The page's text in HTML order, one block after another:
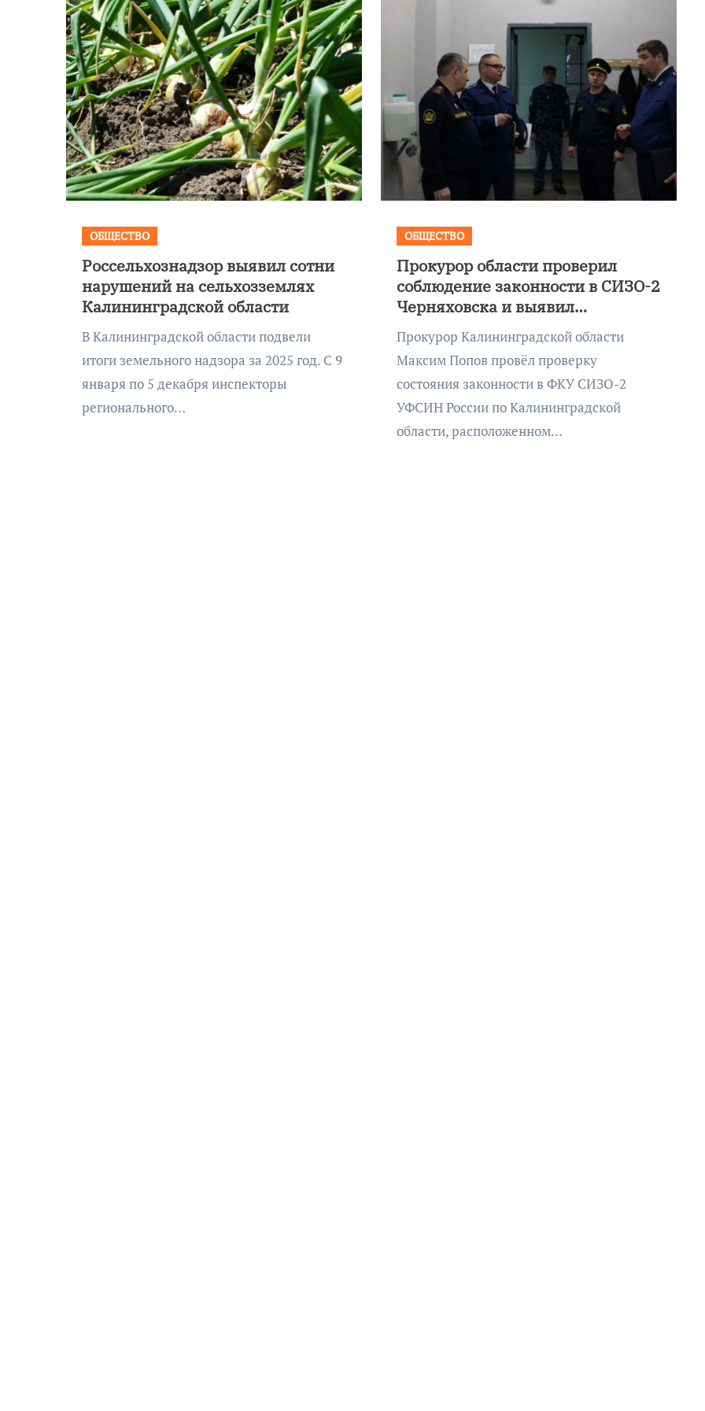
ОБЩЕСТВО
Россельхознадзор выявил сотни
нарушений на сельхозземлях
Калининградской области
В Калининградской области подвели
итоги земельного надзора за 2025 год. С 9
января по 5 декабря инспекторы
регионального…
ОБЩЕСТВО
Прокурор области проверил
соблюдение законности в СИЗО-2
Черняховска и выявил
нарушения
Прокурор Калининградской области
Максим Попов провёл проверку
состояния законности в ФКУ СИЗО-2
УФСИН России по Калининградской
области, расположенном…